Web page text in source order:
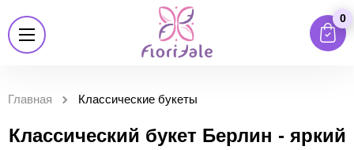
0
Главная Классические букеты
Классический букет Берлин - яркий